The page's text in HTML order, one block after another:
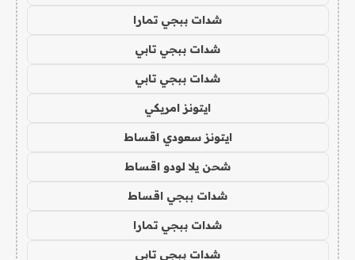
شدات ببجي تمارا
شدات ببجي تابي
شدات ببجي تابي
ايتونز امريكي
ايتونز سعودي اقساط
شحن يلا لودو اقساط
شدات ببجي اقساط
شدات ببجي تمارا
شدات ببجي تابي